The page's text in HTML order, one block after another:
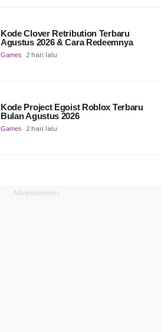
Kode Clover Retribution Terbaru
Agustus 2026 & Cara Redeemnya
Games 2 hari lalu
Kode Project Egoist Roblox Terbaru
Bulan Agustus 2026
Games 2 hari lalu
Advertisements